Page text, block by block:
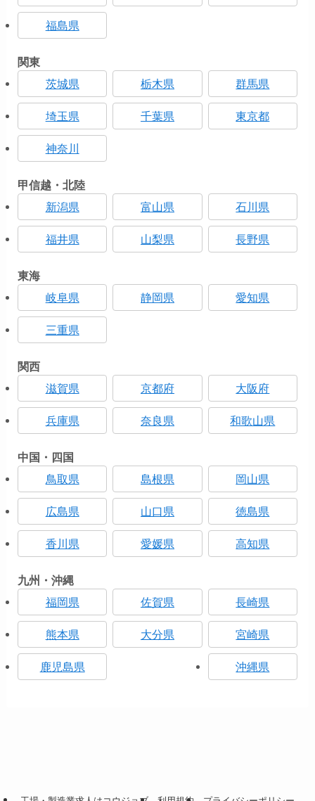
福島県
関東
茨城県
栃木県 群馬県
埼玉県 千葉県 東京都
神奈川
甲信越・北陸
新潟県
富山県 石川県
福井県 山梨県 長野県
東海
岐阜県
静岡県 愛知県
三重県
関西
滋賀県
京都府 大阪府
兵庫県 奈良県 和歌山県
中国・四国
鳥取県
島根県 岡山県
広島県 山口県 徳島県
香川県 愛媛県 高知県
九州・沖縄
福岡県
佐賀県 長崎県
熊本県 大分県 宮崎県
鹿児島県 沖縄県